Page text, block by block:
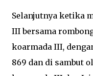
Selanjutnya ketika
III bersama
koarmada III,
869 dan di sambut